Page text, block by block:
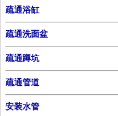
疏通浴缸
疏通洗面盆
疏通蹲坑
疏通管道
安装水管